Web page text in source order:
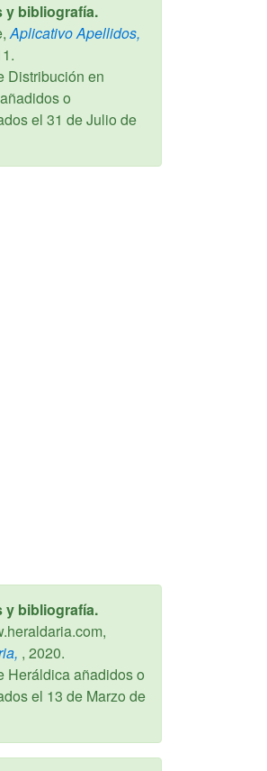
y bibliografía.
Aplicativo Apellidos,
.
Distribución en
o
el 31 de Julio de
y bibliografía.
, 2020.
Heráldica añadidos o
el 13 de Marzo de